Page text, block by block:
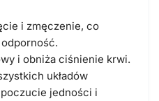
i zmęczenie, co
i obniża ciśnienie krwi.
układów
jedności i